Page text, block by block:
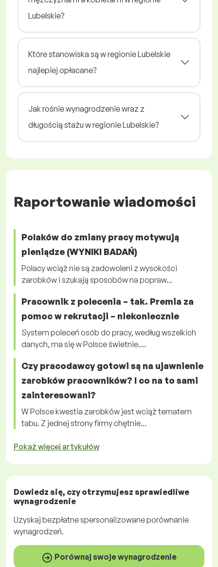
Lubelskie?
Które stanowiska są w regionie Lubelskie
najlepiej opłacane?
Jak rośnie wynagrodzenie wraz z
długością stażu w regionie Lubelskie?
Raportowanie wiadomości
Polaków do zmiany pracy motywują
pieniądze (WYNIKI BADAŃ)
Polacy wciąż nie są zadowoleni z wysokości
zarobków i szukają sposobów na popraw...
Pracownik z polecenia – tak. Premia za
pomoc w rekrutacji – niekoniecznie
System poleceń osób do pracy, według wszelkich
danych, ma się w Polsce świetnie....
Czy pracodawcy gotowi są na ujawnienie
zarobków pracowników? I co na to sami
zainteresowani?
W Polsce kwestia zarobków jest wciąż tematem
tabu. Z jednej strony firmy chętnie...
Pokaż więcej artykułów
Dowiedz się, czy otrzymujesz sprawiedliwe
wynagrodzenie
Uzyskaj bezpłatnespersonalizowane porównanie
wynagrodzeń.
Porównaj swoje wynagrodzenie